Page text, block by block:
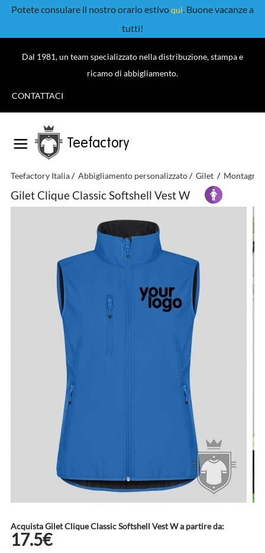
Potete consulare il nostro orario estivoqui. Buone vacanze a
tutti!
Dal 1981, un team specializzato nella distribuzione, stampa e
ricamo di abbigliamento.
CONTATTACI
Teefactory
Teefactory Italia Abbigliamento personalizzato Gilet Montagna
Gilet Clique Classic Softshell Vest W
Acquista Gilet Clique Classic Softshell Vest W a partire da:
17.5€